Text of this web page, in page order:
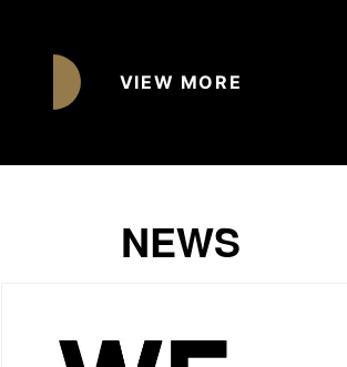
VIEW MORE
NEWS